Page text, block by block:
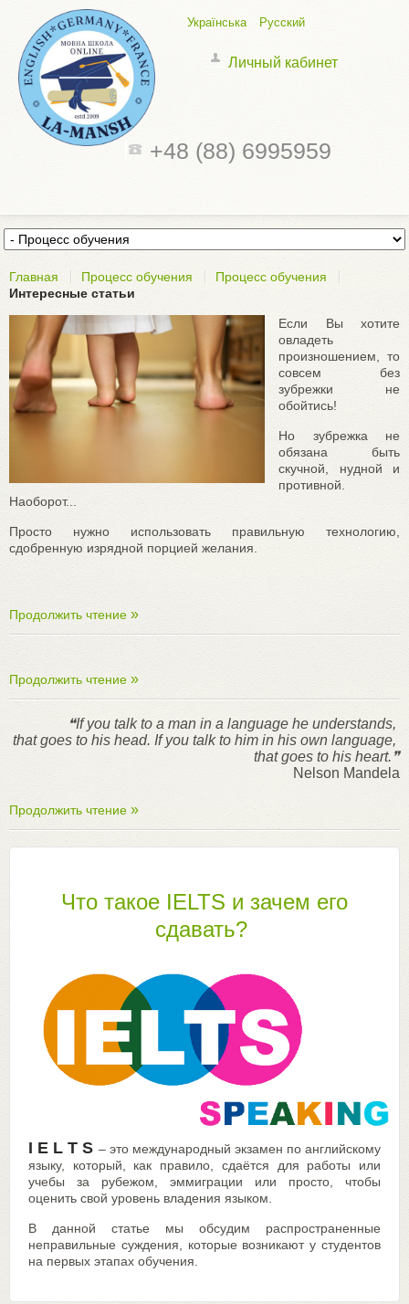
Українська Русский
Личный кабинет
+48 (88) 6995959
Главная Процесс обучения
Процесс обучения
Интересные статьи
Если Вы хотите
овладеть
произношением, то
совсем без
зубрежки не
обойтись!
Но зубрежка не
обязана быть
скучной, нудной и
противной.
Наоборот...
Просто нужно использовать правильную технологию,
сдобренную изрядной порцией желания.
Продолжить чтение
Продолжить чтение
❝If you talk to a man in a language he understands,
that goes to his head. If you talk to him in his own language,
that goes to his heart.❞
Nelson Mandela
Продолжить чтение
Что такое IELTS и зачем его
сдавать?
I E L T S – это международный экзамен по английскому
языку, который, как правило, сдаётся для работы или
учебы за рубежом, эммиграции или просто, чтобы
оценить свой уровень владения языком.
В данной статье мы обсудим распространенные
неправильные суждения, которые возникают у студентов
на первых этапах обучения.